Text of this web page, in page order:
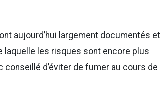
aujourd’hui largement documentés et
laquelle les risques sont encore plus
conseillé d’éviter de fumer au cours de